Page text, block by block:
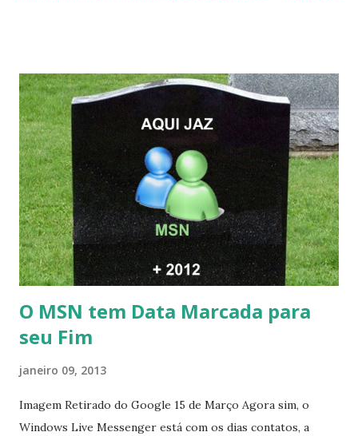
O MSN tem Data Marcada para
seu Fim
janeiro 09, 2013
Imagem Retirado do Google 15 de Março Agora sim, o
Windows Live Messenger está com os dias contatos, a